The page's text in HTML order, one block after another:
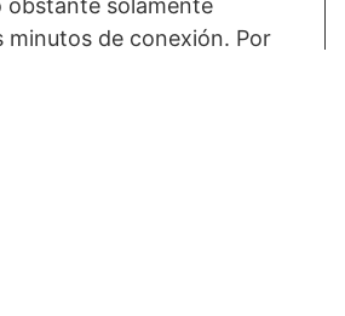
obstante solamente
minutos de conexión. Por